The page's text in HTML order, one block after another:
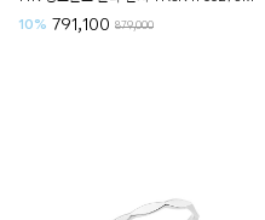
10% 791,100 879,000